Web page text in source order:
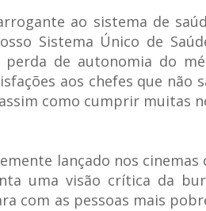
ao sistema de
Sistema Único de
perda de autonomia do
aos chefes que não
como cumprir muitas
lançado nos cinemas
uma visão crítica da
com as pessoas mais